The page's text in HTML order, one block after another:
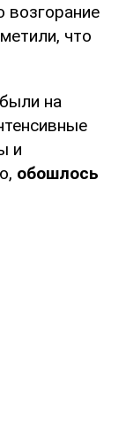
возгорание
что
на
и
обошлось